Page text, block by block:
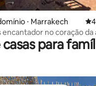
média de 5, 120
⋅ Marrakech
encantador no coração da
para